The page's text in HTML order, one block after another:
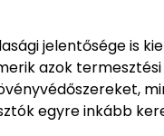
jelentősége is
azok
egyre inkább